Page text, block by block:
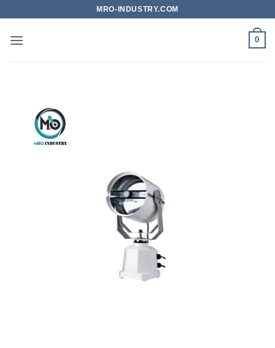
nội
MRO-INDUSTRY.COM
0